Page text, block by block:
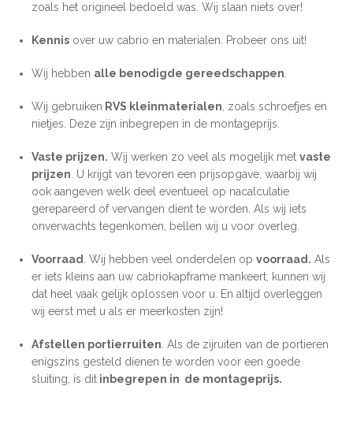
zoals het origineel bedoeld was. Wij slaan niets over!
Kennis over uw cabrio en materialen. Probeer ons uit!
Wij hebben alle benodigde gereedschappen
Wij gebruiken RVS kleinmaterialen , zoals schroefjes en
nietjes. Deze zijn inbegrepen in de montageprijs.
Vaste prijzen. Wij werken zo veel als mogelijk met vaste
prijzen . U krijgt van tevoren een prijsopgave, waarbij wij
ook aangeven welk deel eventueel op nacalculatie
gerepareerd of vervangen dient te worden. Als wij iets
onverwachts tegenkomen, bellen wij u voor overleg.
Voorraad . Wij hebben veel onderdelen op voorraad. Als
er iets kleins aan uw cabriokapframe mankeert, kunnen wij
dat heel vaak gelijk oplossen voor u. En altijd overleggen
wij eerst met u als er meerkosten zijn!
Afstellen portierruiten . Als de zijruiten van de portieren
enigszins gesteld dienen te worden voor een goede
sluiting, is dit inbegrepen in de montageprijs.